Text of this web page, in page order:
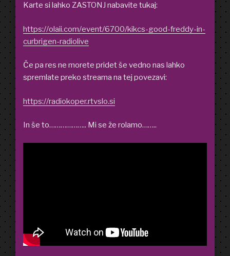
Karte si lahko ZASTONJ nabavite tukaj:
https://olaii.com/event/6700/kikcs-good-freddy-in-
curbrigen-radiolive
Če pa res ne morete pridet še vedno nas lahko
spremlate preko streama na tej povezavi:
https://radiokoper.rtvslo.si
In še to……………….. Mi se že rolamo……..